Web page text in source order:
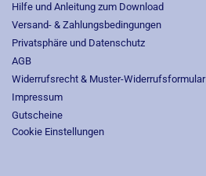
Hilfe und Anleitung zum Download
Versand- & Zahlungsbedingungen
Privatsphäre und Datenschutz
AGB
Widerrufsrecht & Muster-Widerrufsformular
Impressum
Gutscheine
Cookie Einstellungen